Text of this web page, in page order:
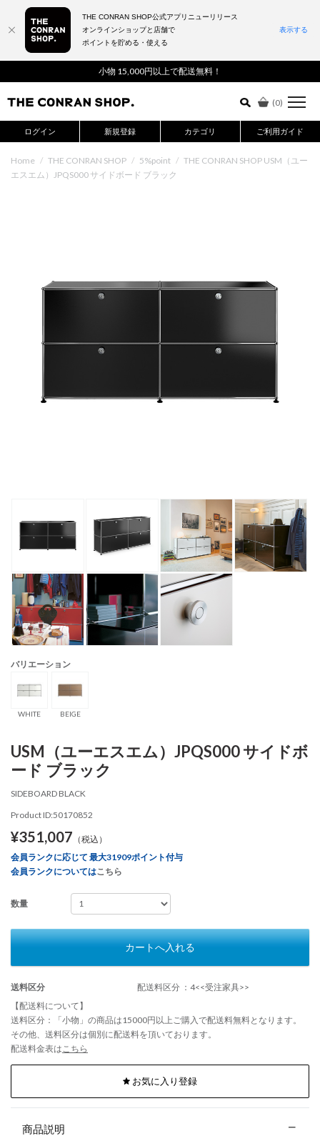
小物 15,000円以上で配送無料！
(0)
ログイン 新規登録 カテゴリ ご利用ガイド
詳細検索はこちら
Home / THE CONRAN SHOP / 5%point / THE CONRAN SHOP USM（ユー
エスエム）JPQS000 サイドボード ブラック
バリエーション
WHITE BEIGE
USM（ユーエスエム）JPQS000 サイドボ
ード ブラック
SIDEBOARD BLACK
Product ID:50170852
¥351,007 （税込）
会員ランクに応じて 最大31909ポイント付与
会員ランクについてはこちら
数量
カートへ入れる
送料区分
配送料区分 ：4<<受注家具>>
【配送料について】
送料区分：「小物」の商品は15000円以上ご購入で配送料無料となります。
その他、送料区分は個別に配送料を頂いております。
配送料金表は こちら
お気に入り登録
商品説明
THE CONRAN SHOP公式アプリニューリリース
オンラインショップと店舗で
ポイントを貯める・使える
表示する